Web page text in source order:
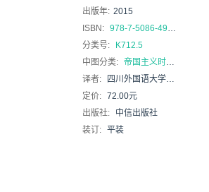
出版年: 2015
ISBN: 978-7-5086-4998-6
分类号:
K712.5
中图分类: 帝国主义时期（1898年~）
译者:
四川外国语大学翻译学院翻译组
定价: 72.00元
出版社:
中信出版社
装订: 平装